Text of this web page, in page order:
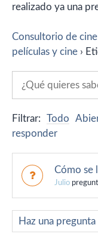
realizado ya una
Consultorio de
películas y cine ›
Filtrar: Todo
responder
Cómo se
Julio
Haz una pregunta